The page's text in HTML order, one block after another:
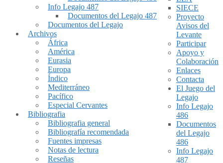
Info Legajo 487
Documentos del Legajo 487
Documentos del Legajo
Archivos
África
América
Eurasia
Europa
Índico
Mediterráneo
Pacífico
Especial Cervantes
Bibliografia
Bibliografia general
Bibliografía recomendada
Fuentes impresas
Notas de lectura
Reseñas
SIECE
Proyecto
Avisos del
Levante
Participar
Apoyo y
Colaboración
Enlaces
Contacta
El Juego del
Legajo
Info Legajo
486
Documentos
del Legajo
486
Info Legajo
487